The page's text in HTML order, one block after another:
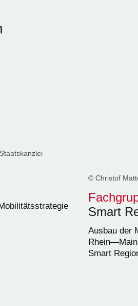
© Christof
Smart
Ausbau der
Smart